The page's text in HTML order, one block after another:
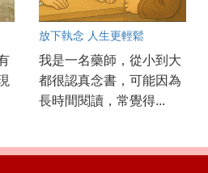
放下執念 人生更輕鬆
我是一名藥師，從小到大
都很認真念書，可能因為
長時間閱讀，常覺得...